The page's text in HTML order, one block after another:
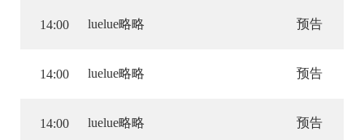
14:00 luelue略略 预告
14:00 luelue略略 预告
14:00 luelue略略 预告